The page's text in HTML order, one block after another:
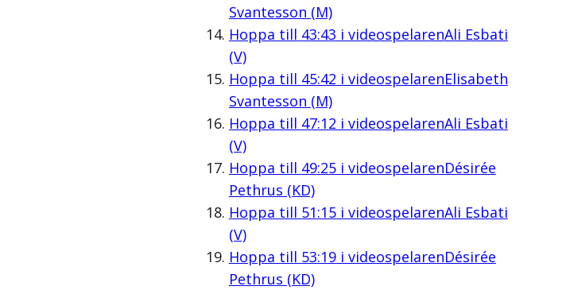
Svantesson (M)
Hoppa till 43:43 i videospelarenAli Esbati
(V)
Hoppa till 45:42 i videospelarenElisabeth
Svantesson (M)
Hoppa till 47:12 i videospelarenAli Esbati
(V)
Hoppa till 49:25i videospelarenDésirée
Pethrus (KD)
Hoppa till 51:15i videospelarenAli Esbati
(V)
Hoppa till 53:19i videospelarenDésirée
Pethrus (KD)